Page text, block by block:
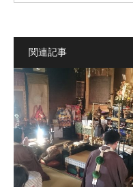
関連記事